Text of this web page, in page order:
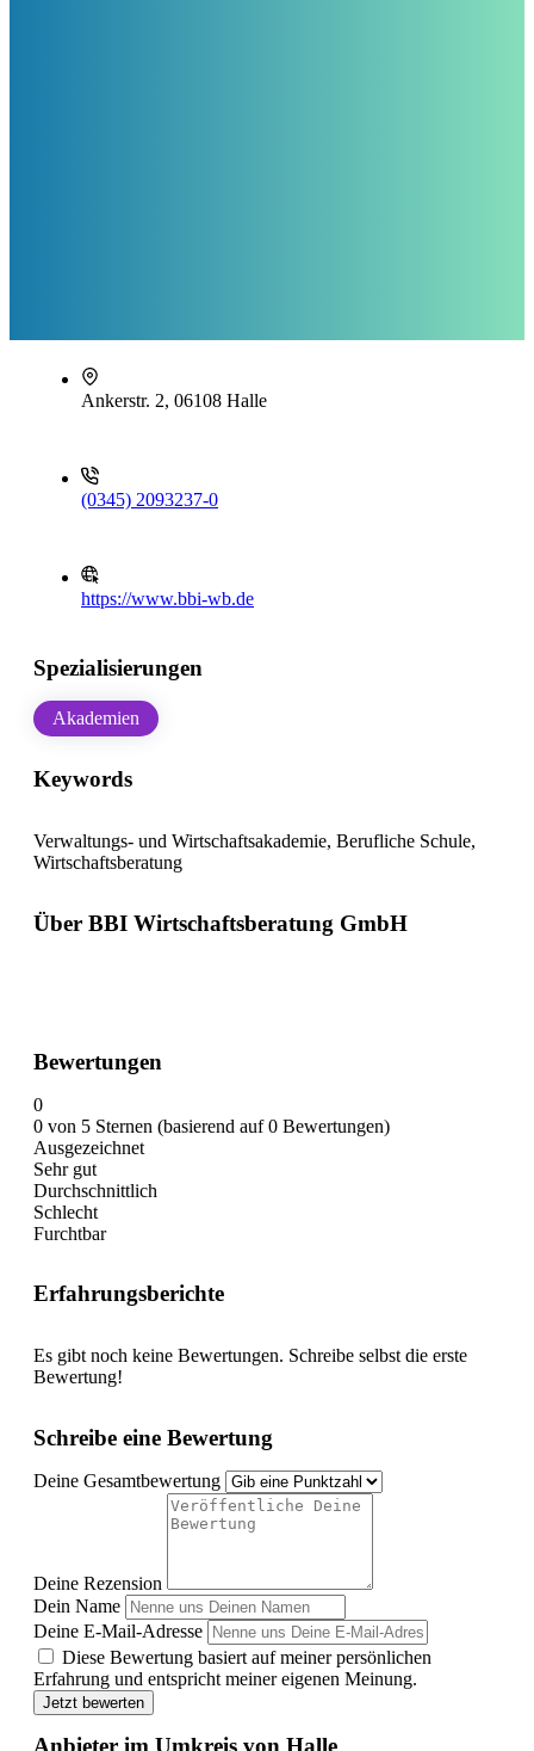
Ankerstr. 2, 06108 Halle
(0345) 2093237-0
https://www.bbi-wb.de
Spezialisierungen
Akademien
Keywords
Verwaltungs- und Wirtschaftsakademie, Berufliche Schule,
Wirtschaftsberatung
Über BBI Wirtschaftsberatung GmbH
Bewertungen
0
0 von 5 Sternen (basierend auf 0 Bewertungen)
Ausgezeichnet
Sehr gut
Durchschnittlich
Schlecht
Furchtbar
Erfahrungsberichte
Es gibt noch keine Bewertungen. Schreibe selbst die erste
Bewertung!
Schreibe eine Bewertung
Deine Gesamtbewertung
Deine Rezension
Dein Name
Deine E-Mail-Adresse
Diese Bewertung basiert auf meiner persönlichen
Erfahrung und entspricht meiner eigenen Meinung.
Jetzt bewerten
Anbieter im Umkreis von Halle